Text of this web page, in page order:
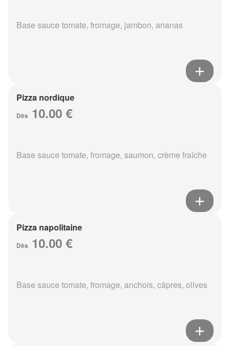
Base sauce tomate, fromage, jambon, ananas
Pizza nordique
Dès 10.00 €
Base sauce tomate, fromage, saumon, crème fraîche
Pizza napolitaine
Dès 10.00 €
Base sauce tomate, fromage, anchois, câpres, olives